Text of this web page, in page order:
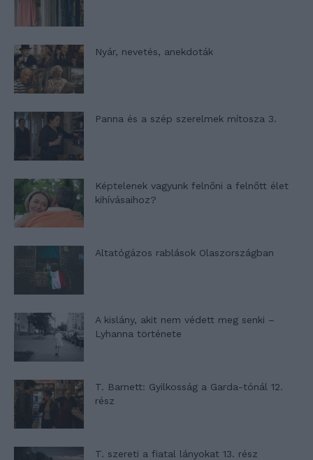
Nyár, nevetés, anekdoták
Panna és a szép szerelmek mítosza 3.
Képtelenek vagyunk felnőni a felnőtt élet
kihívásaihoz?
Altatógázos rablások Olaszországban
A kislány, akit nem védett meg senki –
Lyhanna története
T. Barnett: Gyilkosság a Garda-tónál 12.
rész
T. szereti a fiatal lányokat 13. rész